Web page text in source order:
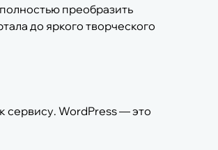
преобразить
до яркого творческого
сервису. WordPress — это